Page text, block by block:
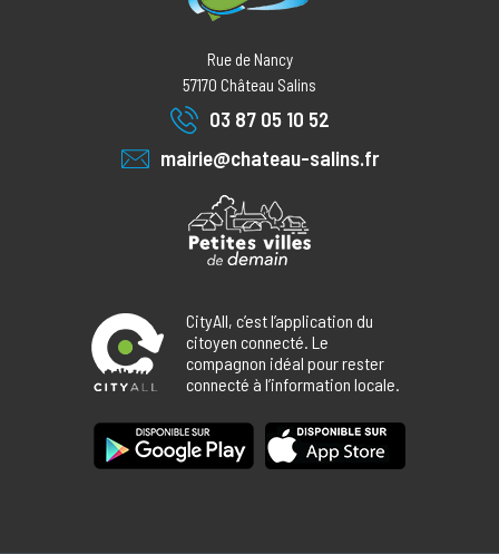
Rue de Nancy
57170 Château Salins
03 87 05 10 52
mairie@chateau-salins.fr
CityAll, c’est l’application du
citoyen connecté. Le
compagnon idéal pour rester
connecté à l’information locale.